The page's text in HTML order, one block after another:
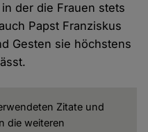
der die Frauen stets
Papst Franziskus
Gesten sie höchstens
Zitate und
die weiteren